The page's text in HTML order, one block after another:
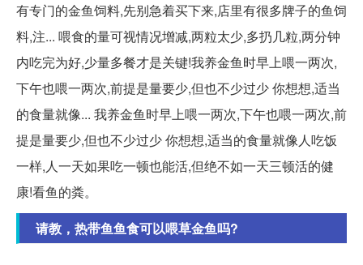
有专门的金鱼饲料,先别急着买下来,店里有很多牌子的鱼饲
料,注... 喂食的量可视情况增减,两粒太少,多扔几粒,两分钟
内吃完为好,少量多餐才是关键!我养金鱼时早上喂一两次,
下午也喂一两次,前提是量要少,但也不少过少 你想想,适当
的食量就像... 我养金鱼时早上喂一两次,下午也喂一两次,前
提是量要少,但也不少过少 你想想,适当的食量就像人吃饭
一样,人一天如果吃一顿也能活,但绝不如一天三顿活的健
康!看鱼的粪。
请教，热带鱼鱼食可以喂草金鱼吗?